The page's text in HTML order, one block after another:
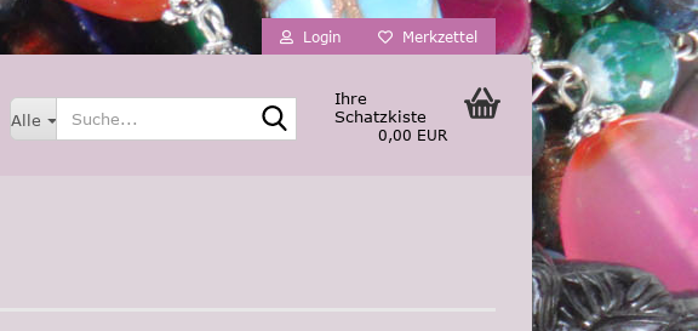
Login Merkzettel
Alle
Suche...
Ihre
Schatzkiste
0,00 EUR